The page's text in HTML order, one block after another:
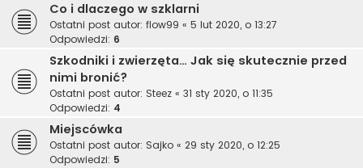
Co i dlaczego w szklarni
Ostatni post autor: flow99 « 5 lut 2020, o 13:27
Odpowiedzi: 6
Szkodniki i zwierzęta… Jak się skutecznie przed
nimi bronić?
Ostatni post autor: Steez « 31 sty 2020, o 11:35
Odpowiedzi: 4
Miejscówka
Ostatni post autor: Sajko « 29 sty 2020, o 12:25
Odpowiedzi: 5